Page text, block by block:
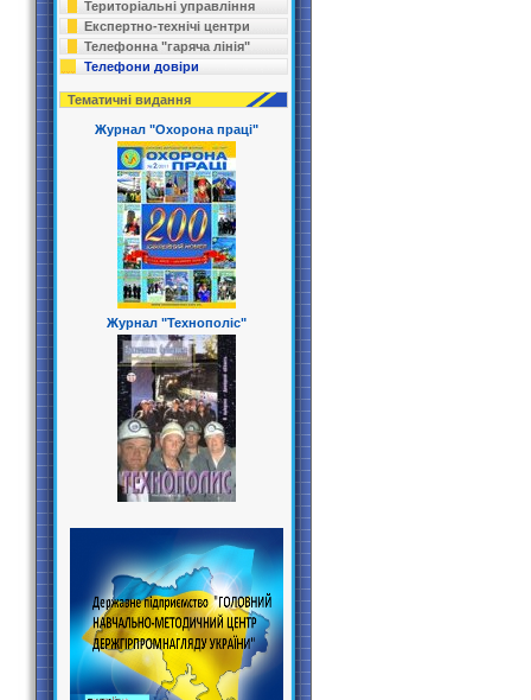
Територіальні управління
Експертно-технічі центри
Телефонна "гаряча лінія"
Телефони довіри
Тематичні видання
Журнал "Охорона праці"
Журнал "Технополіс"